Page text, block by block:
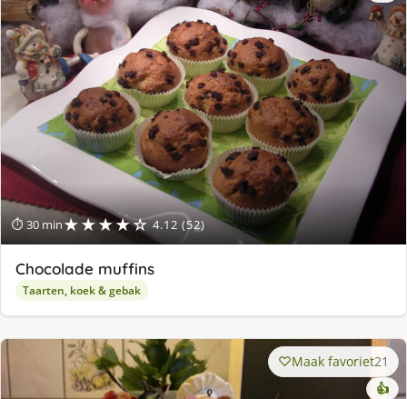
⏱ 30 min★★★★☆ 4.12 (52)
Chocolade muffins
Taarten, koek & gebak
Maak favoriet21
👍